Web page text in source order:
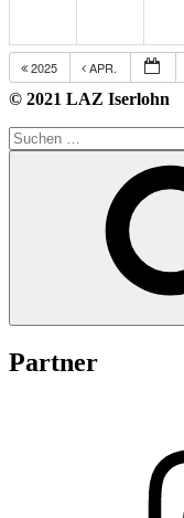
2025 APR.
© 2021 LAZ Iserlohn
Suche
nach:
Partner